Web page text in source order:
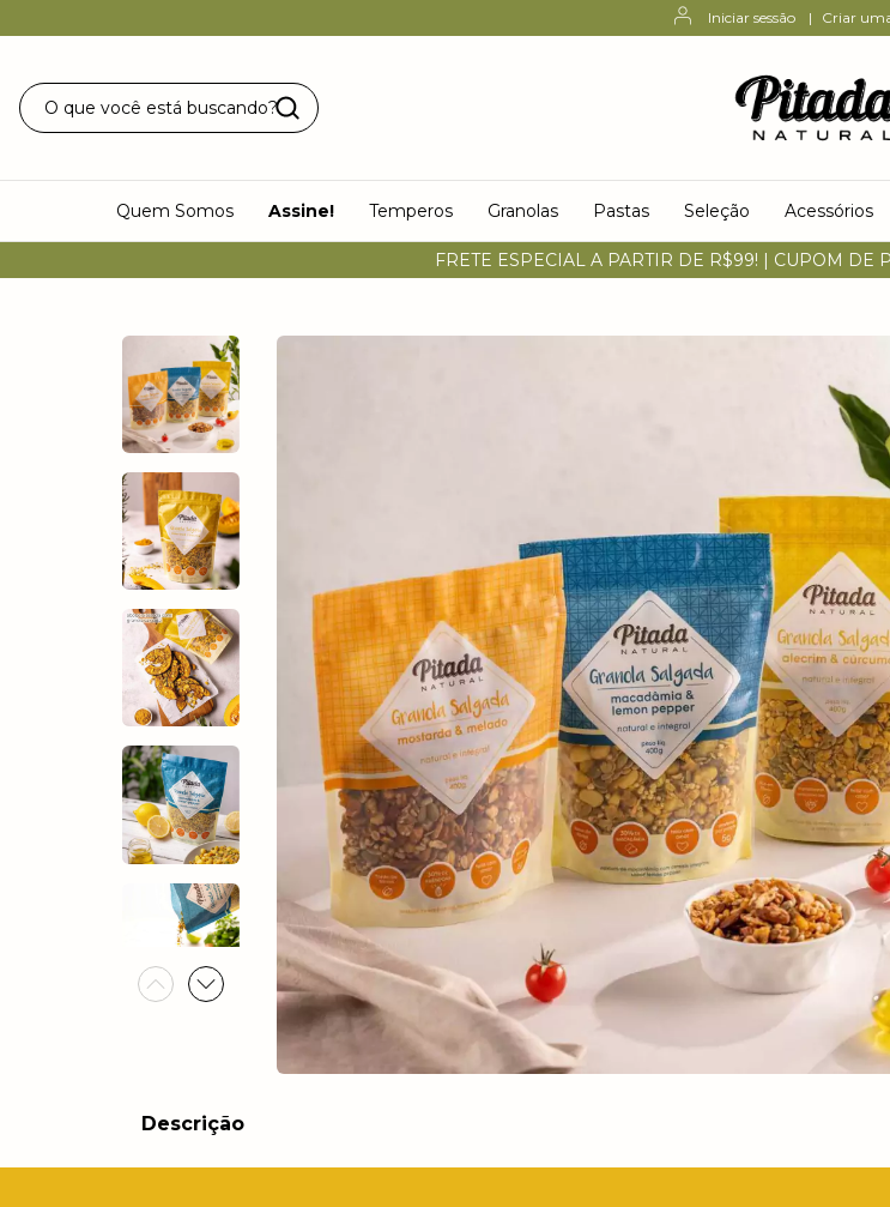
Iniciar sessão | Criar
FRETE ESPECIAL A PARTIR DE R$99! | CUPOM DE
Quem Somos Assine! Temperos Granolas Pastas Seleção Acessórios
Descrição